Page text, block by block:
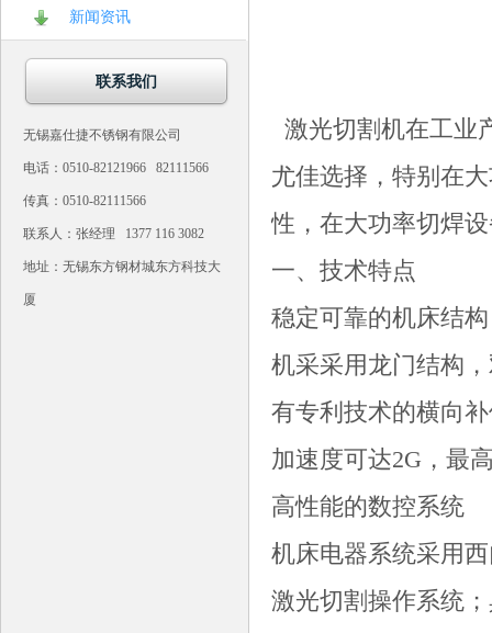
新闻资讯
联系我们
无锡嘉仕捷不锈钢有限公司
电话：0510-82121966 82111566
传真：0510-82111566
联系人：张经理 1377 116 3082
地址：无锡东方钢材城东方科技大
厦
激光切割机在工业
尤佳选择，特别在
性，在大功率切焊
一、技术特点
稳定可靠的机床结构
机采采用龙门结构
有专利技术的横向
加速度可达2G，最
高性能的数控系统
机床电器系统采用
激光切割操作系统